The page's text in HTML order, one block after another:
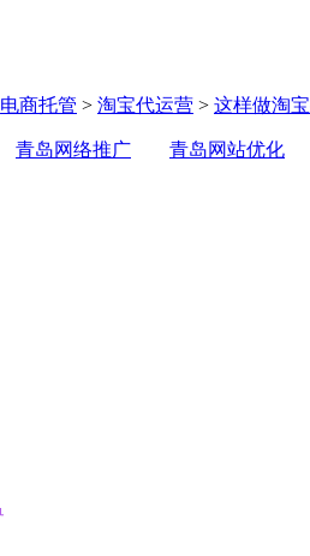
电商托管 > 淘宝代运营 > 这样做淘
青岛网络推广 青岛网站优化